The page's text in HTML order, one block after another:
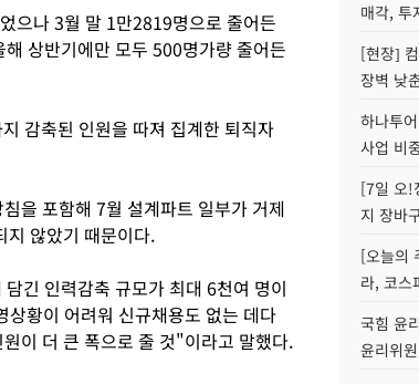
으나 3월 말 1만2819명으로 줄어든
상반기에만 모두 500명가량 줄어든
감축된 인원을 따져 집계한 퇴직자
을 포함해 7월 설계파트 일부가 거제
지 않았기 때문이다.
긴 인력감축 규모가 최대 6천여 명이
황이 어려워 신규채용도 없는 데다
이 더 큰 폭으로 줄 것"이라고 말했다.
매각, 투
[현장]
장벽 낮
하나투
사업 비
[7일 오!
지 장바
[오늘의
라, 코스
국힘 윤
윤리위